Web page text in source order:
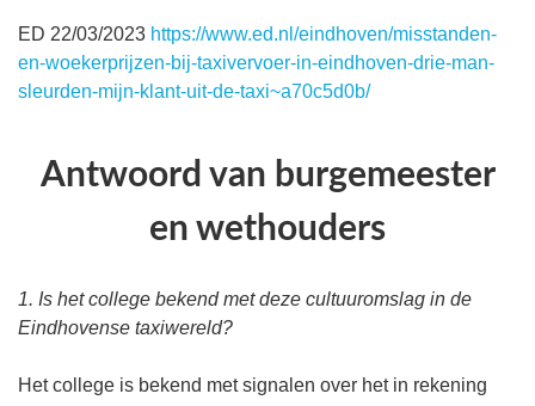
ED 22/03/2023 https://www.ed.nl/eindhoven/misstanden-
en-woekerprijzen-bij-taxivervoer-in-eindhoven-drie-man-
sleurden-mijn-klant-uit-de-taxi~a70c5d0b/
Antwoord van burgemeester
en wethouders
1. Is het college bekend met deze cultuuromslag in de
Eindhovense taxiwereld?
Het college is bekend met signalen over het in rekening